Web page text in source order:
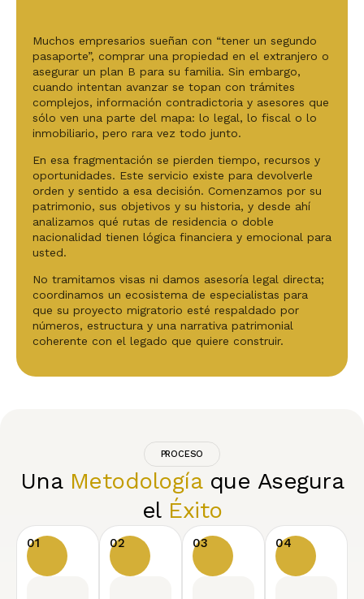
Muchos empresarios sueñan con “tener un segundo
pasaporte”, comprar una propiedad en el extranjero o
asegurar un plan B para su familia. Sin embargo,
cuando intentan avanzar se topan con trámites
complejos, información contradictoria y asesores que
sólo ven una parte del mapa: lo legal, lo fiscal o lo
inmobiliario, pero rara vez todo junto.
En esa fragmentación se pierden tiempo, recursos y
oportunidades. Este servicio existe para devolverle
orden y sentido a esa decisión. Comenzamos por su
patrimonio, sus objetivos y su historia, y desde ahí
analizamos qué rutas de residencia o doble
nacionalidad tienen lógica financiera y emocional para
usted.
No tramitamos visas ni damos asesoría legal directa;
coordinamos un ecosistema de especialistas para
que su proyecto migratorio esté respaldado por
números, estructura y una narrativa patrimonial
coherente con el legado que quiere construir.
PROCESO
Una Metodologíaque Asegura
el Éxito
01 02 03 04